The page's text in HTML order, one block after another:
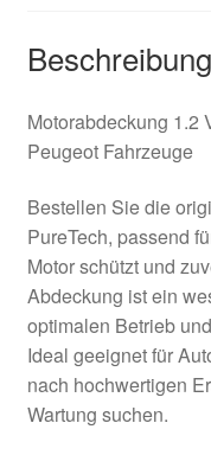
Beschreibung
Motorabdeckung 1.2
Peugeot Fahrzeuge
Bestellen Sie die
PureTech, passend
Motor schützt und
Abdeckung ist ein
optimalen Betrieb
Ideal geeignet für
nach hochwertigen
Wartung suchen.